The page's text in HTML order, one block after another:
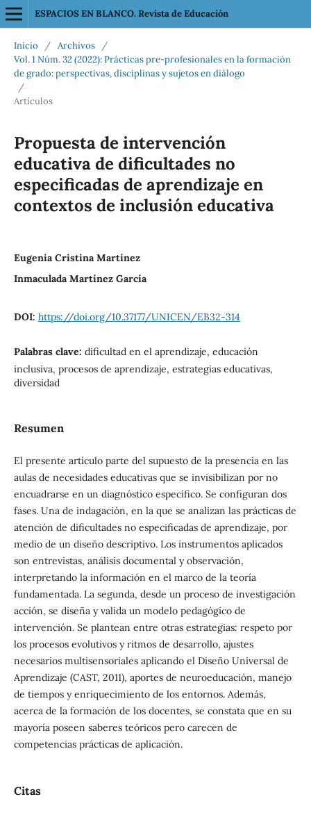
ESPACIOS EN BLANCO. Revista de Educación
Inicio / Archivos
/
Vol. 1 Núm. 32 (2022): Prácticas pre-profesionales en la formación
de grado: perspectivas, disciplinas y sujetos en diálogo
/
Artículos
Propuesta de intervención
educativa de dificultades no
especificadas de aprendizaje en
contextos de inclusión educativa
Eugenia Cristina Martínez
Inmaculada Martínez García
DOI: https://doi.org/10.37177/UNICEN/EB32-314
Palabras clave: diﬁcultad en el aprendizaje, educación
inclusiva, procesos de aprendizaje, estrategias educativas,
diversidad
Resumen
El presente artículo parte del supuesto de la presencia en las
aulas de necesidades educativas que se invisibilizan por no
encuadrarse en un diagnóstico especíﬁco. Se conﬁguran dos
fases. Una de indagación, en la que se analizan las prácticas de
atención de diﬁcultades no especiﬁcadas de aprendizaje, por
medio de un diseño descriptivo. Los instrumentos aplicados
son entrevistas, análisis documental y observación,
interpretando la información en el marco de la teoría
fundamentada. La segunda, desde un proceso de investigación
acción, se diseña y valida un modelo pedagógico de
intervención. Se plantean entre otras estrategias: respeto por
los procesos evolutivos y ritmos de desarrollo, ajustes
necesarios multisensoriales aplicando el Diseño Universal de
Aprendizaje (CAST, 2011), aportes de neuroeducación, manejo
de tiempos y enriquecimiento de los entornos. Además,
acerca de la formación de los docentes, se constata que en su
mayoría poseen saberes teóricos pero carecen de
competencias prácticas de aplicación.
Citas